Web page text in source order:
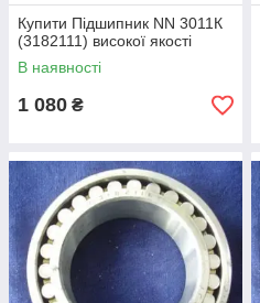
Купити Підшипник NN 3011К
(3182111) високої якості
В наявності
1 080 ₴